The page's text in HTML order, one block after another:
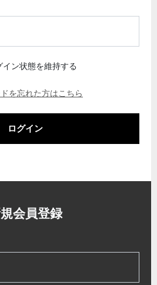
イン状態を維持する
を忘れた方はこちら
ログイン
会員登録